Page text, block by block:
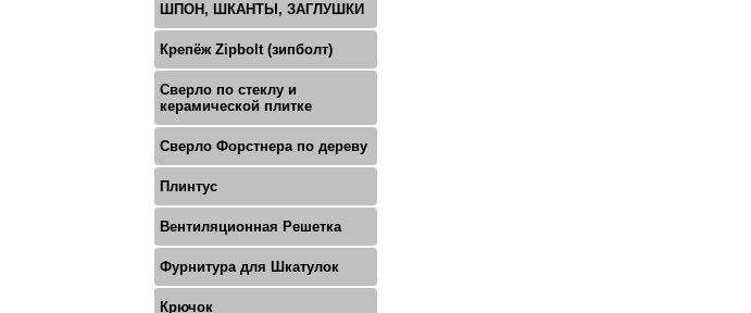
ШПОН, ШКАНТЫ, ЗАГЛУШКИ
Крепёж Zipbolt (зипболт)
Сверло по стеклу и
керамической плитке
Сверло Форстнера по дереву
Плинтус
Вентиляционная Решетка
Фурнитура для Шкатулок
Крючок